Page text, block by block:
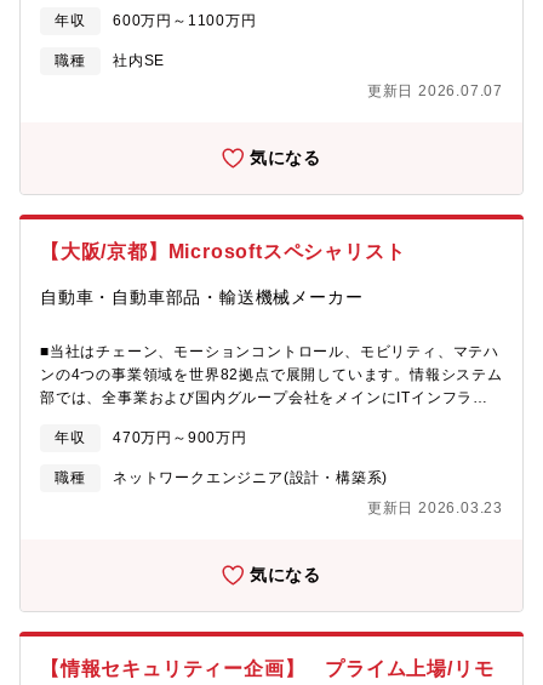
メンバーもいます。
たが，活動範囲は国内外に広がっておりますことから，一緒に歩
んでいただける方を募集しております。【職務内容】■以下のいず
れかをご対応いただきます①モノづくりデータ活用推進ベンダ
ー，関係会社と連携し，製造系データ基盤の展開とデータ活用推
す． ・AVEVA PI Systemの国内・海外（欧州/北米/APACなど）
ータ活用文化醸成（教育等含む） ・AI/シミュレーションなどの
②OTセキュリティ推進コーポレート情報システム部門，各生産拠
進いただきます．チーム員や関係者と議論を重ねながら以下の取
ッシュアップ（ガイドライン補強/策定～定着），標準化 ・経営
層との折衝・橋渡し役，従業員のセキュリティリテラシー向上教
育，文化の醸成，啓蒙【募集部門】■高機能プラスチックスカンパ
統合し設立，当グループはモノづくり領域のDX推進を担当． 現
力・平均年齢：35歳程度，グループ長含めキャリア比率 5割超
出身：製造業（化学，鉄鋼，インフラの現場/保全組織），コンサ
し，将来を見据えた施策を企画・推進・自由闊達な雰囲気が特徴
る方・海外で活躍できる/活躍したいとお考えの方（出張はもちろ
年収 600万円～1100万円
職種
社内SE
更新日 2026.07.07
気になる
【大阪/京都】Microsoftスペシャリスト
自動車・自動車部品・輸送機械メーカー
■当社はチェーン、モーションコントロール、モビリティ、マテハ
ンの4つの事業領域を世界82拠点で展開しています。情報システム
部では、全事業および国内グループ会社をメインにITインフラ、
対応しています。また、業務効率化や生産性向上に資するDX推進
のためのネットワーク環境構築やクラウド導入検討、セキュリテ
ィ強化に取り組んでいます。現在、Microsoft365の活用を進めて
おりますが、さらに活用できるツールの幅を広げ、社内のユーザ
門要望に応えるべく、SharePointサイト構築やワークフローの構
計・構築・運用・Microsoft製品(Azure、Intune、セキュリティ)
録、ポリシー設定、コンプライアンス)・PowerAutomateの管理
年収 470万円～900万円
職種
ネットワークエンジニア(設計・構築系)
更新日 2026.03.23
気になる
【情報セキュリティー企画】 プライム上場/リモ